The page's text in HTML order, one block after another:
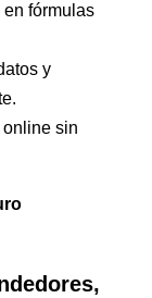
fórmulas
y
sin